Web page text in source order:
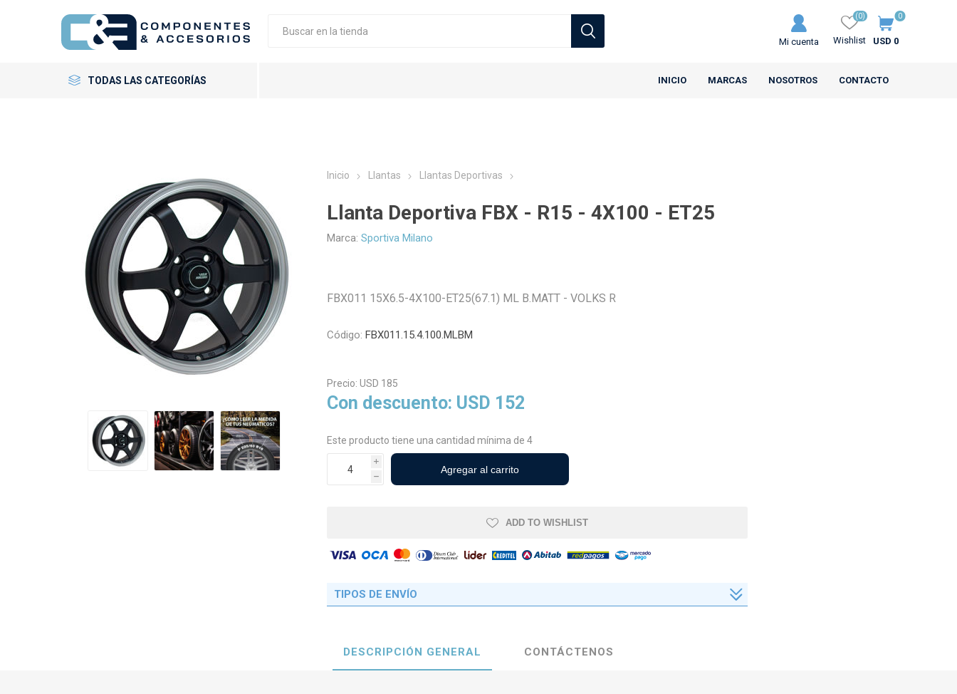
Mi cuenta Wishlist
(0) 0
USD 0
TODAS LAS CATEGORÍAS
Neumáticos Automoviles Neumáticos Camionetas
Neumáticos Agrícolas
Viales
Llantas Originales Llantas Deportivas
Tornillos Tuercas
INICIO MARCAS
GT Radial Giti Zeneos
Petlas
NOSOTROS CONTACTO
Inicio Llantas Llantas Deportivas
Llanta Deportiva FBX - R15 - 4X100 - ET25
Marca: Sportiva Milano
FBX011 15X6.5-4X100-ET25(67.1) ML B.MATT - VOLKS R
Código: FBX011.15.4.100.MLBM
Precio: USD 185
Con descuento: USD 152
Este producto tiene una cantidad mínima de 4
i
h
ADD TO WISHLIST
TIPOS DE ENVÍO
DESCRIPCIÓN GENERAL CONTÁCTENOS